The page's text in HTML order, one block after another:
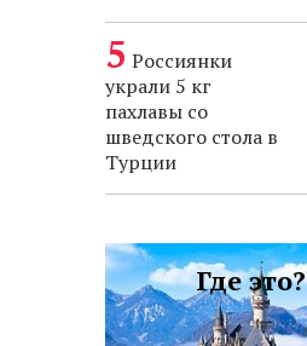
Россиянки
украли 5 кг
пахлавы со
шведского стола в
Турции
Где это?